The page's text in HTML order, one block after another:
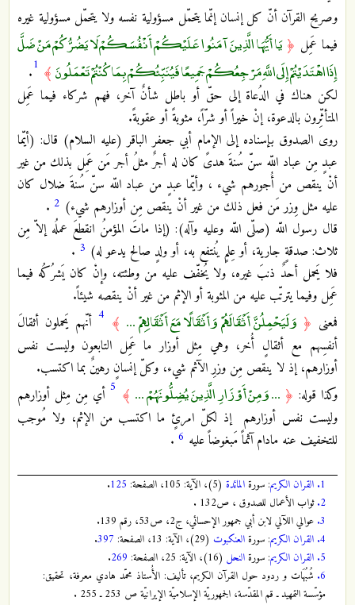
وصريح القرآن أنّ كل إنسان إنّما يتحمّل مسؤولية نفسه ولا يتحمّل مسؤولية غيره
فيما عَمِل ﴿يَا أَيُّهَا الَّذِينَ آمَنُوا عَلَيْكُمْ أَنْفُسَكُمْ لَا يَضُرُّكُمْ مَنْ ضَلَّ
إِذَا اهْتَدَيْتُمْ إِلَى اللَّهِ مَرْجِعُكُمْ جَمِيعًا فَيُنَبِّئُكُمْ بِمَا كُنْتُمْ تَعْمَلُونَ ﴾ 1
.
لكن هناك في الدُعاة إلى حقّ أو باطل شأنٌ آخر، فهم شركاء فيما عَمِل
المتأثِّرون بالدعوة، إنْ خيراً أو شرّاً، مثوبةً أو عقوبةً.
روى الصدوق بإسناده إلى الإمام أبي جعفر الباقر (عليه السلام) قال: (أيّما
عبدٍ مِن عباد اللّه سنّ سُنةَ هدىً كان له أجرٌ مثلُ أجر مَن عَمِل بذلك من غير
أنْ ينقص من أُجورهم شيء ، وأيّما عبدٍ من عباد اللّه سنّ سُنةَ ضلال كان
عليه مثل وِزر مَن فعل ذلك من غير أنْ ينقص مِن أوزارهم شيء) 2
.
قال رسول اللّه (صلّى اللّه وعليه وآله): (إذا ماتَ المؤمنُ انقطعَ عملُه إلاّ مِن
ثلاث: صدقةٍ جارية، أو عِلمٍ يُنتفع به، أو ولدٍ صالح يدعو له) 3
.
فلا يَحمل أحدٌ ذنبَ غيره، ولا يُخفّف عليه من وطئته، وإنْ كان يَشرُكُه فيما
عَمِل وفيما يترتّب عليه من المثوبة أو الإثم من غير أنْ ينقصه شيئاً.
فمعنى ﴿ وَلَيَحْمِلُنَّ أَثْقَالَهُمْ وَأَثْقَالًا مَعَ أَثْقَالِهِمْ ... ﴾ 4 أنّهم يَحملون أثقالَ
أنفسِهم مع أثقالٍ أُخر، وهي مِثل أوزار ما عَمِل التابعون وليست نفس
أوزارهم، إذ لا ينقص مِن وزرِ الآثم شيء، وكلّ إنسانٍ رهينٌ بما اكتسب.
وكذا قوله: ﴿ ... وَمِنْ أَوْزَارِ الَّذِينَ يُضِلُّونَهُمْ ... ﴾ 5أي مِن مِثل أوزارهم
وليست نفس أوزارهم إذ لكلّ امرئٍ ما اكتسب من الإثم، ولا مُوجب
للتخفيف عنه مادام آثماً مَبغوضاً عليه 6
.
1. القران الكريم: سورةالمائدة (5)، الآية: 105، الصفحة: 125
.
2. ثواب الأعمال للصدوق ، ص132 .
3. عوالي اللآلي لابن أبي جمهور الإحسائي، ج2، ص53، رقم 139.
4. القران الكريم: سورةالعنكبوت (29)، الآية: 13، الصفحة: 397
.
5. القران الكريم: سورةالنحل (16)، الآية: 25، الصفحة: 269
.
6. شُبُهَات و ردود حول القرآن الكريم، تأليف: الأُستاذ محمّد هادي معرفة، تحقيق:
مؤسّسة التمهيد ـ قم المقدّسة، الجمهوريّة الإسلاميّة الإيرانيّة ص 253 ـ 255 .